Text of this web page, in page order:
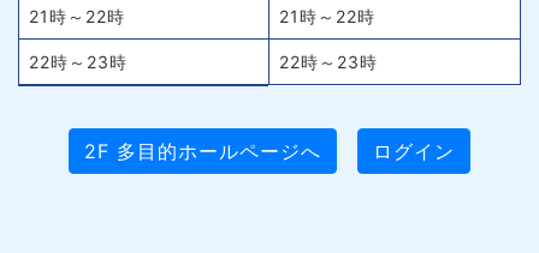
21時～22時 21時～22時
22時～23時 22時～23時
2F 多目的ホールページへ ログイン